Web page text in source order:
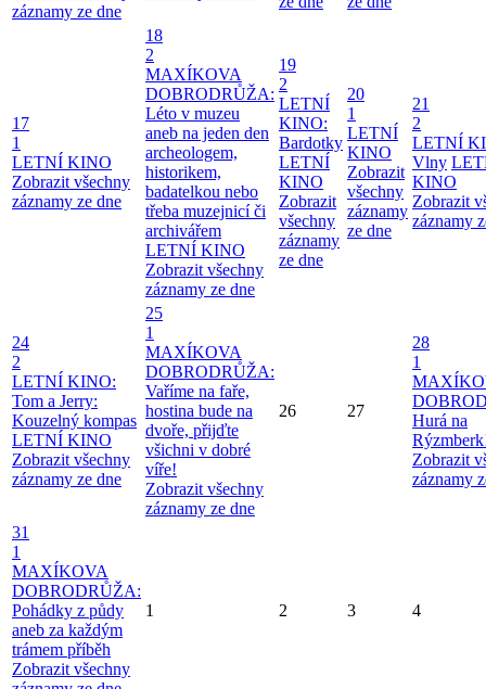
záznamy ze dne
17
1
LETNÍ KINO
Zobrazit všechny
záznamy ze dne
18
2
MAXÍKOVA
DOBRODRŮŽA:
Léto v muzeu
aneb na jeden den
archeologem,
historikem,
badatelkou nebo
třeba muzejnicí či
archivářem
LETNÍ KINO
Zobrazit všechny
záznamy ze dne
19
2
LETNÍ
KINO:
Bardotky
LETNÍ
KINO
Zobrazit
všechny
záznamy
ze dne
20
1
LETNÍ
KINO
Zobrazit
všechny
záznamy
ze dne
21
2
LETNÍ
Vlny
KINO
Zobrazit
záznamy
24
2
LETNÍ KINO:
Tom a Jerry:
Kouzelný kompas
LETNÍ KINO
Zobrazit všechny
záznamy ze dne
25
1
MAXÍKOVA
DOBRODRŮŽA:
Vaříme na faře,
hostina bude na
dvoře, přijďte
všichni v dobré
víře!
Zobrazit všechny
záznamy ze dne
26 27
28
1
Hurá na
Zobrazit
záznamy
31
1
MAXÍKOVA
DOBRODRŮŽA:
Pohádky z půdy
aneb za každým
trámem příběh
Zobrazit všechny
1 2 3 4